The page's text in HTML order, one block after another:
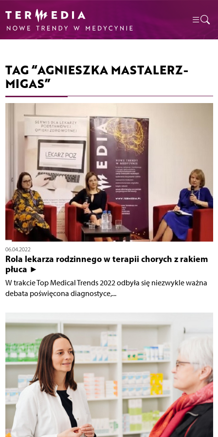
TAG “AGNIESZKA MASTALERZ-
MIGAS”
06.04.2022
Rola lekarza rodzinnego w terapii chorych z rakiem
płuca ►
W trakcie Top Medical Trends 2022 odbyła się niezwykle ważna
debata poświęcona diagnostyce,...